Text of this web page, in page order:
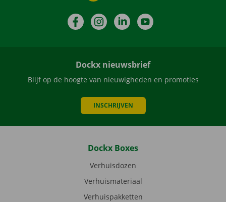
FacebookInstagramLinkedIn
Dockx nieuwsbrief
Blijf op de hoogte van nieuwigheden en promoties
INSCHRIJVEN
Dockx Boxes
Verhuisdozen
Verhuismateriaal
Verhuispakketten